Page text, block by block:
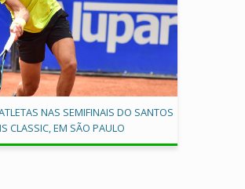
NAS SEMIFINAIS DO SANTOS
CLASSIC, EM SÃO PAULO